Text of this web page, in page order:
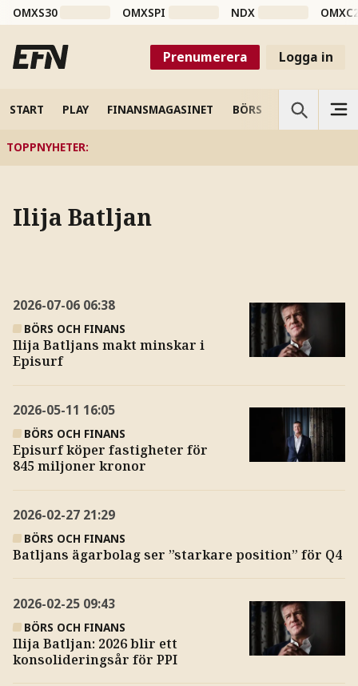
OMXS30 OMXSPI NDX
Prenumerera Logga in
START PLAY FINANSMAGASINET BÖRS VETENSKAP
TOPPNYHETER:
Ilija Batljan
2026-07-06 06:38
BÖRS OCH FINANS
Ilija Batljans makt minskar i
Episurf
2026-05-11 16:05
BÖRS OCH FINANS
Episurf köper fastigheter för
845 miljoner kronor
2026-02-27 21:29
BÖRS OCH FINANS
Batljans ägarbolag ser ”starkare position” för Q4
2026-02-25 09:43
BÖRS OCH FINANS
Ilija Batljan: 2026 blir ett
konsolideringsår för PPI